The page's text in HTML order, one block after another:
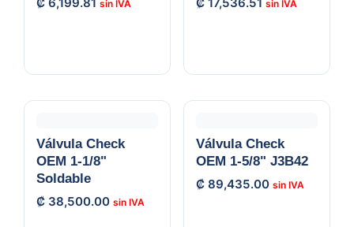
Válvula Check
OEM 1-1/8"
Soldable
₡ 38,500.00
Válvula Check
OEM 1-5/8" J3B42
₡ 89,435.00